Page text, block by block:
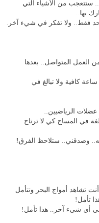
ستتعجب من الأشياء التي
بها..
فقط.. ولا تفكر في شيء آخر.
العمل المتواصل.. بعدها
كافية ولا تبالغ في
عضلات الرياضيين..
في المساج كي لا ترتاح
به.. وصدقني.. ستلاحظ الفرق!
تشاهد أمواج البحر وتتأمل
تأمل!
أي شيء آخر.. هذا تأمل!